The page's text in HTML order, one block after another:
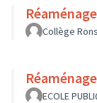
Collège
ECOLE